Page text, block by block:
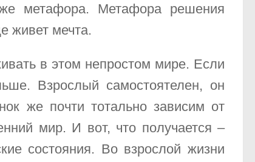
метафора. Метафора решения
живет мечта.
в этом непростом мире. Если
Взрослый самостоятелен, он
же почти тотально зависим от
мир. И вот, что получается –
состояния. Во взрослой жизни